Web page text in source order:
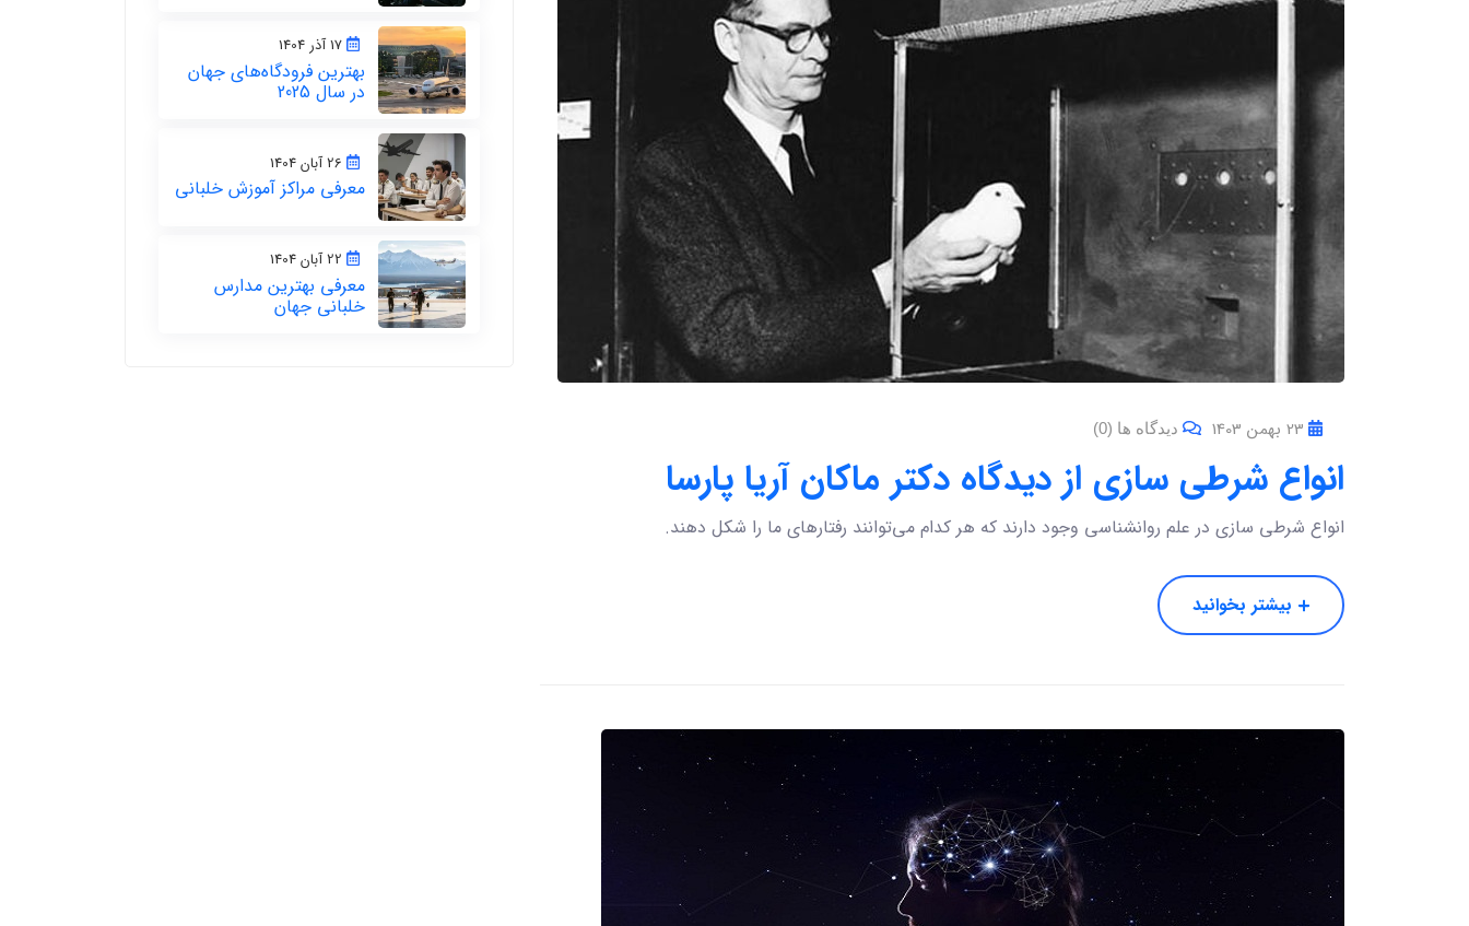
23 بهمن 1403 دیدگاه ها (0)
انواع شرطی سازی از دیدگاه دکتر ماکان آریا پارسا
انواع شرطی سازی در علم روانشناسی وجود دارند که هر کدام می‌توانند رفتارهای ما را شکل دهند.
بیشتر بخوانید
17 آذر 1404
بهترین فرودگاه‌های جهان
در سال 2025
معرفی مراکز آموزش خلبانی
معرفی بهترین مدارس
خلبانی جهان